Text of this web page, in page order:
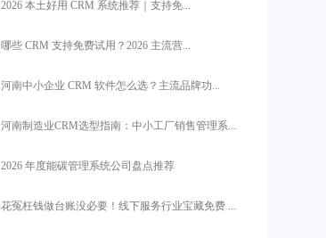
2026 本土好用 CRM 系统推荐｜支持免...
哪些 CRM 支持免费试用？2026 主流营...
河南中小企业 CRM 软件怎么选？主流品牌功...
河南制造业CRM选型指南：中小工厂销售管理系...
2026 年度能碳管理系统公司盘点推荐
花冤枉钱做台账没必要！线下服务行业宝藏免费 ...